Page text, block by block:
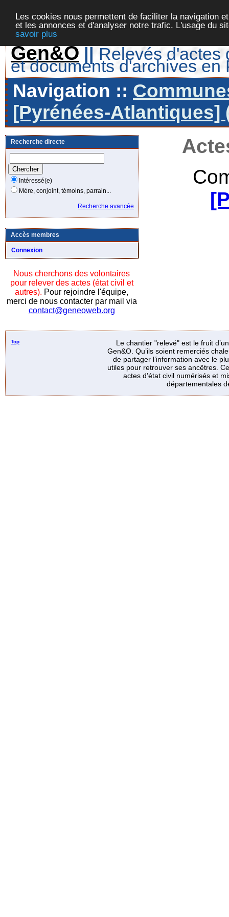
Les cookies nous permettent de faciliter la navigation
et les annonces et d'analyser notre trafic. L'usage du
savoir plus
Gen&O || Relevés d'actes
et documents d'archives en
Navigation ::
[Pyrénées-Atlantiques]
Recherche directe
Intéressé(e)
Mère, conjoint, témoins, parrain...
Recherche avancée
Accès membres
Connexion
Nous cherchons des volontaires
pour relever des actes (état civil et
autres). Pour rejoindre l'équipe,
merci de nous contacter par mail via
contact@geneoweb.org
Top
Le chantier "relevé" est le fruit
Gen&O. Qu’ils soient remerciés
de partager l’information avec le
utiles pour retrouver ses ancêtres.
actes d’état civil numérisés et
départementales